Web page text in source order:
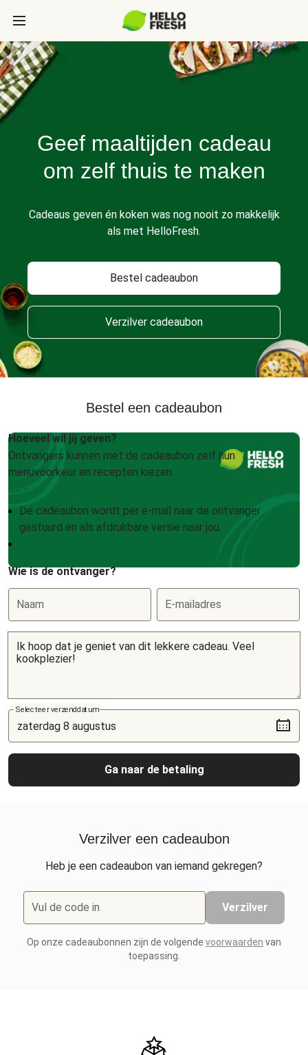
Geef maaltijden cadeau
om zelf thuis te maken
Cadeaus geven én koken was nog nooit zo makkelijk
als met HelloFresh.
Bestel cadeaubon
Verzilver cadeaubon
Bestel een cadeaubon
Hoeveel wil jij geven?
Ontvangers kunnen met de cadeaubon zelf hun
menuvoorkeur en recepten kiezen.
De cadeaubon wordt per e-mail naar de ontvanger
gestuurd en als afdrukbare versie naar jou.
Wie is de ontvanger?
Naam E-mailadres
Selecteer verzenddatum
Ga naar de betaling
Verzilver een cadeaubon
Heb je een cadeaubon van iemand gekregen?
Vul de code in Verzilver
Op onze cadeaubonnen zijn de volgende voorwaarden van
toepassing.